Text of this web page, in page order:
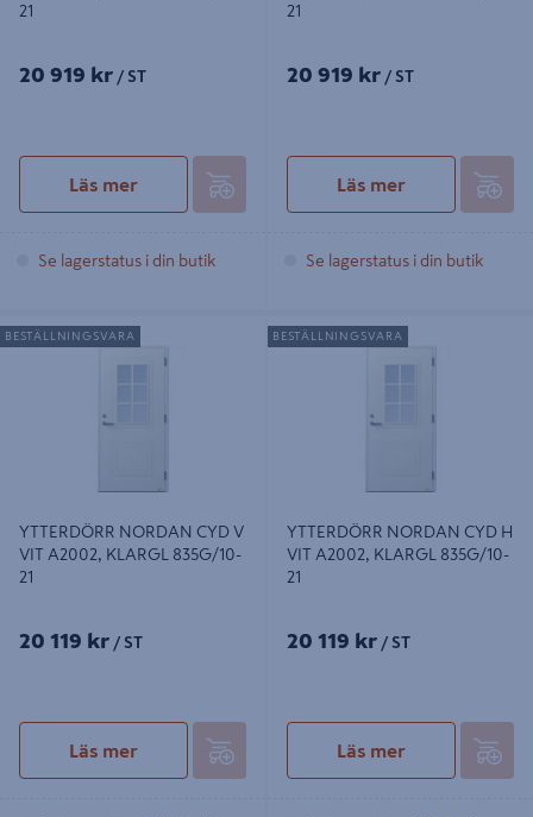
21
20 919 kr / ST
Läs mer
Se lagerstatus i din butik
21
20 919 kr / ST
Läs mer
Se lagerstatus i din butik
YTTERDÖRR NORDAN CYD V VIT
A2002, KLARGL 835G/10-21
YTTERDÖRR NORDAN CYD V
VIT A2002, KLARGL 835G/10-
21
20 119 kr / ST
Läs mer
BESTÄLLNINGSVARA
YTTERDÖRR NORDAN CYD H VIT
A2002, KLARGL 835G/10-21
YTTERDÖRR NORDAN CYD H
VIT A2002, KLARGL 835G/10-
21
20 119 kr / ST
Läs mer
BESTÄLLNINGSVARA